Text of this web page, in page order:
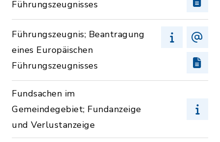
Führungszeugnisses
Führungszeugnis; Beantragung
eines Europäischen
Führungszeugnisses
Fundsachen im
Gemeindegebiet; Fundanzeige
und Verlustanzeige